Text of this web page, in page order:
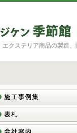
エクステリア商品の製造